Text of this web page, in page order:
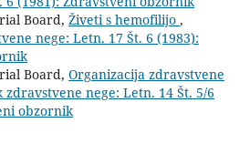
Board, Živeti s hemofilijo ,
nege: Letn. 17 Št. 6 (1983):
Board, Organizacija zdravstvene
zdravstvene nege: Letn. 14 Št. 5/6
obzornik